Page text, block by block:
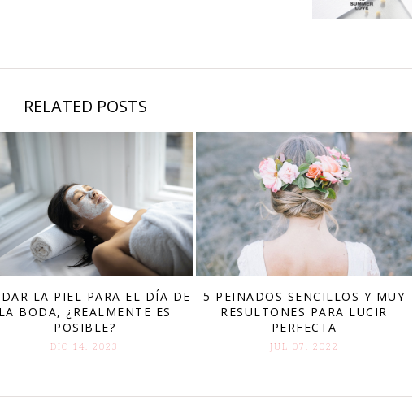
RELATED POSTS
LA PIEL PARA EL DÍA DE
LA BODA, ¿REALMENTE ES
POSIBLE?
DIC 14. 2023
5 PEINADOS SENCILLOS Y MUY
RESULTONES PARA LUCIR
PERFECTA
JUL 07. 2022